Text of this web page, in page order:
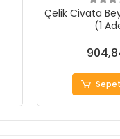
Çelik Civata
(1